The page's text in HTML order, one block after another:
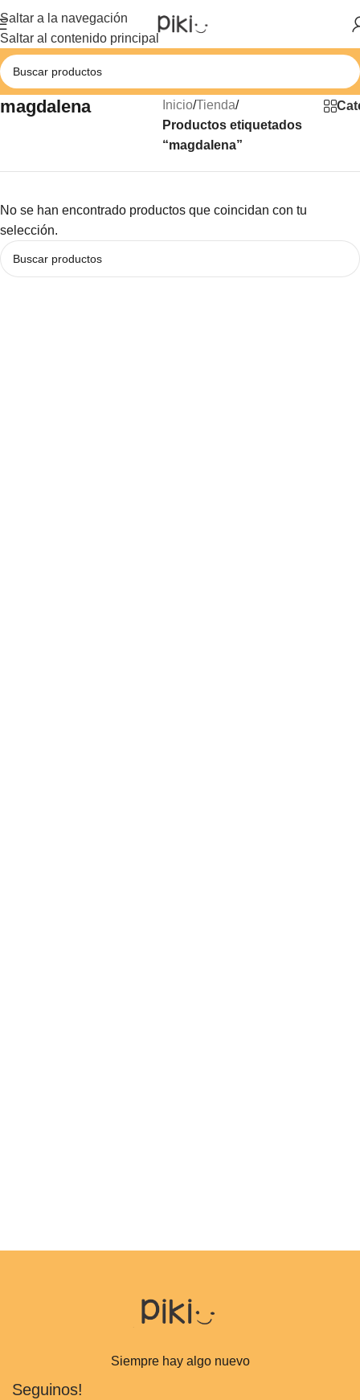
Saltar a la navegación
Saltar al contenido principal
magdalena Inicio/Tienda/
Productos etiquetados
“magdalena”
No se han encontrado productos que coincidan con tu
selección.
Siempre hay algo nuevo
Seguinos!